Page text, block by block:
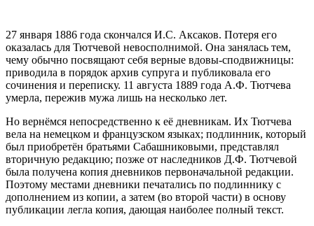
27 января 1886 года скончался И.С. Аксаков. Потеря его
оказалась для Тютчевой невосполнимой. Она занялась тем,
чему обычно посвящают себя верные вдовы-сподвижницы:
приводила в порядок архив супруга и публиковала его
сочинения и переписку. 11 августа 1889 года А.Ф. Тютчева
умерла, пережив мужа лишь на несколько лет.
Но вернёмся непосредственно к её дневникам. Их Тютчева
вела на немецком и французском языках; подлинник, который
был приобретён братьями Сабашниковыми, представлял
вторичную редакцию; позже от наследников Д.Ф. Тютчевой
была получена копия дневников первоначальной редакции.
Поэтому местами дневники печатались по подлиннику с
дополнением из копии, а затем (во второй части) в основу
публикации легла копия, дающая наиболее полный текст.